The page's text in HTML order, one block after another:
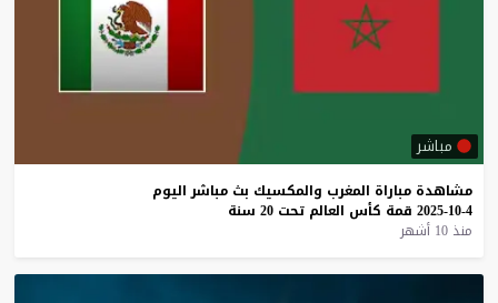
مباشر
مشاهدة مباراة المغرب والمكسيك بث مباشر اليوم
4-10-2025
قمة كأس العالم تحت 20 سنة
منذ 10 أشهر